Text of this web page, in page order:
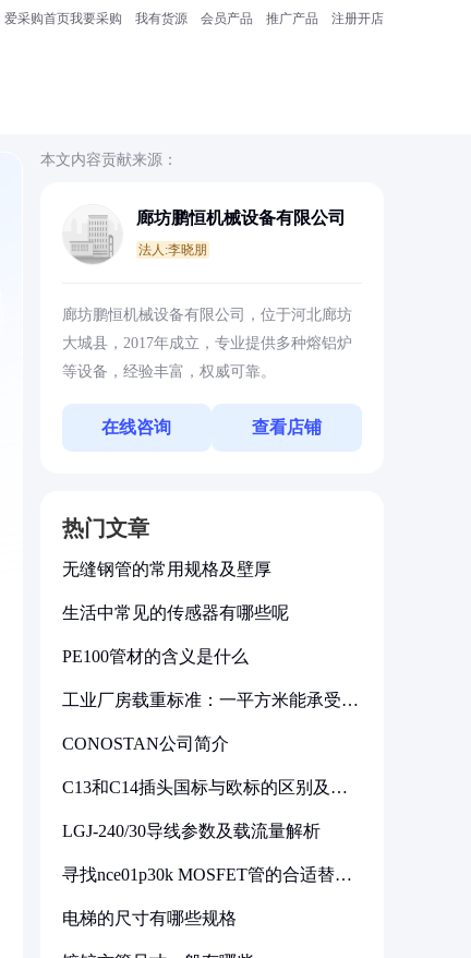
爱采购首页我要采购 我有货源 会员产品 推广产品 注册开店
本文内容贡献来源：
廊坊鹏恒机械设备有限公司
法人:李晓朋
廊坊鹏恒机械设备有限公司，位于河北廊坊
大城县，2017年成立，专业提供多种熔铝炉
等设备，经验丰富，权威可靠。
在线咨询 查看店铺
热门文章
无缝钢管的常用规格及壁厚
生活中常见的传感器有哪些呢
PE100管材的含义是什么
工业厂房载重标准：一平方米能承受多
CONOSTAN公司简介
C13和C14插头国标与欧标的区别及其
LGJ-240/30导线参数及载流量解析
寻找nce01p30k MOSFET管的合适替代
电梯的尺寸有哪些规格